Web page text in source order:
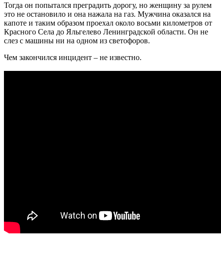
Тогда он попытался преградить дорогу, но женщину за рулем
это не остановило и она нажала на газ. Мужчина оказался на
капоте и таким образом проехал около восьми километров от
Красного Села до Яльгелево Ленинградской области. Он не
слез с машины ни на одном из светофоров.
Чем закончился инцидент – не известно.